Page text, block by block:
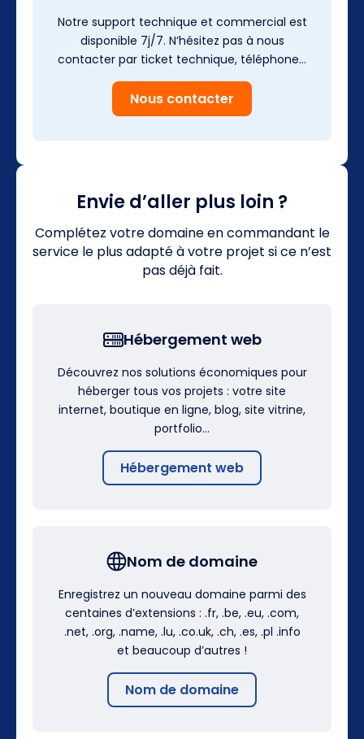
Notre support technique et commercial est
disponible 7j/7. N’hésitez pas à nous
contacter par ticket technique, téléphone…
Nous contacter
Envie d’aller plus loin ?
Complétez votre domaine en commandant le
service le plus adapté à votre projet si ce n’est
pas déjà fait.
Hébergement web
Découvrez nos solutions économiques pour
héberger tous vos projets : votre site
internet, boutique en ligne, blog, site vitrine,
portfolio…
Hébergement web
Nom de domaine
Enregistrez un nouveau domaine parmi des
centaines d’extensions : .fr, .be, .eu, .com,
.net, .org, .name, .lu, .co.uk, .ch, .es, .pl .info
et beaucoup d’autres !
Nom de domaine